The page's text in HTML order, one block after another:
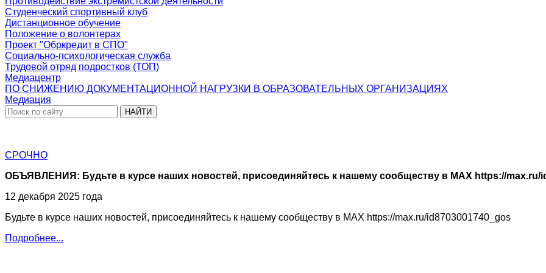
Студенческий спортивный клуб
Дистанционное обучение
Положение о волонтерах
Проект "Обркредит в СПО"
Социально-психологическая служба
Трудовой отряд подростков (ТОП)
Медиацентр
ПО СНИЖЕНИЮ ДОКУМЕНТАЦИОННОЙ НАГРУЗКИ В ОБРАЗОВАТЕЛЬНЫХ ОРГАНИЗАЦИЯХ
Медиация
НАЙТИ
СРОЧНО
ОБЪЯВЛЕНИЯ: Будьте в курсе наших новостей, присоединяйтесь к нашему сообществу в МАХ https://max.ru/
12 декабря 2025 года
Будьте в курсе наших новостей, присоединяйтесь к нашему сообществу в МАХ https://max.ru/id8703001740_gos
Подробнее...